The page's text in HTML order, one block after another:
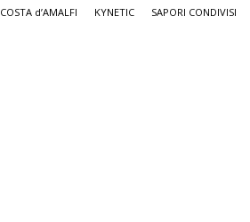
COSTA d’AMALFI KYNETIC SAPORI CONDIVISI